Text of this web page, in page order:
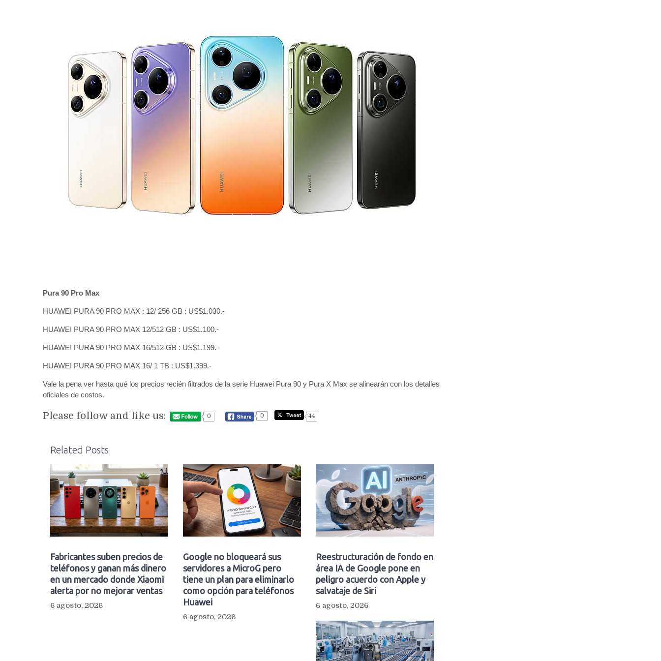
Pura 90 Pro Max
HUAWEI PURA 90 PRO MAX : 12/ 256 GB : US$1.030.-
HUAWEI PURA 90 PRO MAX 12/512 GB : US$1.100.-
HUAWEI PURA 90 PRO MAX 16/512 GB : US$1.199.-
HUAWEI PURA 90 PRO MAX 16/ 1 TB : US$1.399.-
Vale la pena ver hasta qué los precios recién filtrados de la serie Huawei Pura 90 y Pura X Max se alinearán con los detalles
oficiales de costos.
Please follow and like us: 0 0 44
Related Posts
Fabricantes suben precios de
teléfonos y ganan más dinero
en un mercado donde Xiaomi
alerta por no mejorar ventas
6 agosto, 2026
Google no bloqueará sus
servidores a MicroG pero
tiene un plan para eliminarlo
como opción para teléfonos
Huawei
6 agosto, 2026
Reestructuración de fondo en
área IA de Google pone en
peligro acuerdo con Apple y
salvataje de Siri
6 agosto, 2026